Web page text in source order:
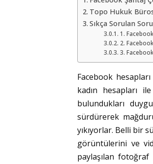
Topo Hukuk
Sıkça Sorulan
1.
2.
3.
Facebook
kadın hesapları
bulundukları
sürdürerek
yıkıyorlar. Belli bir
görüntülerini ve
paylaşılan